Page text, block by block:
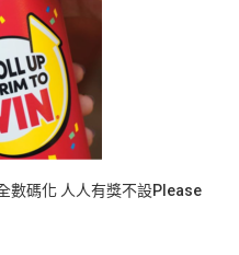
數碼化 人人有獎不設Please